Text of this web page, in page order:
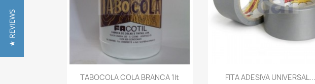
TABOCOLA COLA BRANCA 1lt
Vista rápida FITA ADESIVA UNIVERSAL...
Vista rápida
★ REVIEWS